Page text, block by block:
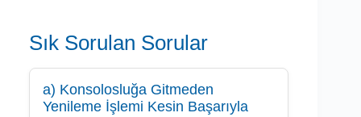
Sık Sorulan Sorular
a) Konsolosluğa Gitmeden
Yenileme İşlemi Kesin Başarıyla